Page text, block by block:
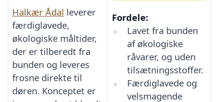
Halkær Ådal leverer
færdiglavede,
økologiske måltider,
der er tilberedt fra
bunden og leveres
frosne direkte til
døren. Konceptet er
Fordele:
Lavet fra bunden
af økologiske
råvarer, og uden
tilsætningsstoffer.
Færdiglavede og
velsmagende